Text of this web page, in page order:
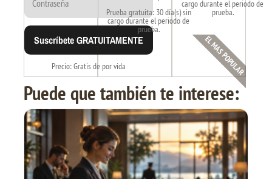
Suscríbete GRATUITAMENTE
Precio: Gratis de por vida
Prueba gratuita: 30 día(s) sin
cargo durante el periodo de
prueba.
cargo durante el periodo de
prueba.
EL MAS POPULAR
Puede que también te interese: